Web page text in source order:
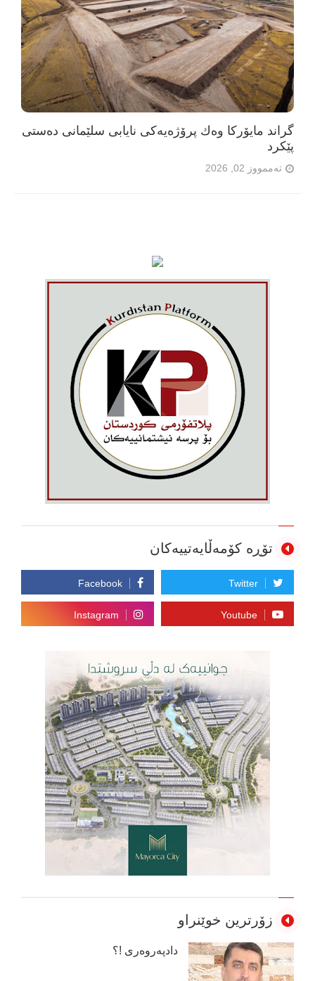
گراند مایۆرکا وەك پرۆژەیەکی نایابی سلێمانی دەستی
پێکرد
تەممووز 02, 2026
تۆڕە کۆمەڵایەتییەکان
زۆرترین خوێنراو
دادپەروەری !؟